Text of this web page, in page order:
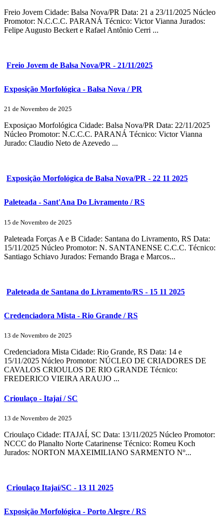
Freio Jovem Cidade: Balsa Nova/PR Data: 21 a 23/11/2025 Núcleo
Promotor: N.C.C.C. PARANÁ Técnico: Victor Vianna Jurados:
Felipe Augusto Beckert e Rafael Antônio Cerri ...
Freio Jovem de Balsa Nova/PR - 21/11/2025
Exposição Morfológica - Balsa Nova / PR
21 de Novembro de 2025
Exposiçao Morfológica Cidade: Balsa Nova/PR Data: 22/11/2025
Núcleo Promotor: N.C.C.C. PARANÁ Técnico: Victor Vianna
Jurado: Claudio Neto de Azevedo ...
Exposição Morfológica de Balsa Nova/PR - 22 11 2025
Paleteada - Sant'Ana Do Livramento / RS
15 de Novembro de 2025
Paleteada Forças A e B Cidade: Santana do Livramento, RS Data:
15/11/2025 Núcleo Promotor: N. SANTANENSE C.C.C. Técnico:
Santiago Schiavo Jurados: Fernando Braga e Marcos...
Paleteada de Santana do Livramento/RS - 15 11 2025
Credenciadora Mista - Rio Grande / RS
13 de Novembro de 2025
Credenciadora Mista Cidade: Rio Grande, RS Data: 14 e
15/11/2025 Núcleo Promotor: NÚCLEO DE CRIADORES DE
CAVALOS CRIOULOS DE RIO GRANDE Técnico:
FREDERICO VIEIRA ARAUJO ...
Crioulaço - Itajaí / SC
13 de Novembro de 2025
Crioulaço Cidade: ITAJAÍ, SC Data: 13/11/2025 Núcleo Promotor:
NCCC do Planalto Norte Catarinense Técnico: Romeu Koch
Jurados: NORTON MAXEIMILIANO SARMENTO Nº...
Crioulaço Itajaí/SC - 13 11 2025
Exposição Morfológica - Porto Alegre / RS